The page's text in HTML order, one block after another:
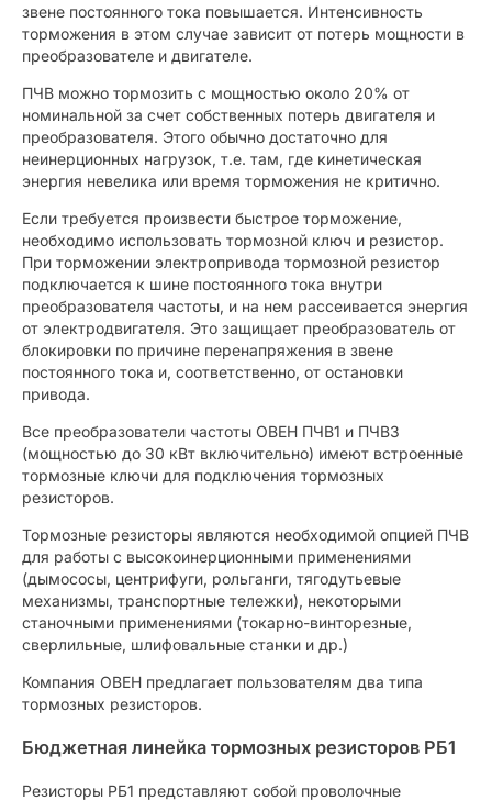
звене постоянного тока повышается. Интенсивность
торможения в этом случае зависит от потерь мощности в
преобразователе и двигателе.
ПЧВ можно тормозить с мощностью около 20% от
номинальной за счет собственных потерь двигателя и
преобразователя. Этого обычно достаточно для
неинерционных нагрузок, т.е. там, где кинетическая
энергия невелика или время торможения не критично.
Если требуется произвести быстрое торможение,
необходимо использовать тормозной ключ и резистор.
При торможении электропривода тормозной резистор
подключается к шине постоянного тока внутри
преобразователя частоты, и на нем рассеивается энергия
от электродвигателя. Это защищает преобразователь от
блокировки по причине перенапряжения в звене
постоянного тока и, соответственно, от остановки
привода.
Все преобразователи частоты ОВЕН ПЧВ1 и ПЧВ3
(мощностью до 30 кВт включительно) имеют встроенные
тормозные ключи для подключения тормозных
резисторов.
Тормозные резисторы являются необходимой опцией ПЧВ
для работы с высокоинерционными применениями
(дымососы, центрифуги, рольганги, тягодутьевые
механизмы, транспортные тележки), некоторыми
станочными применениями (токарно-винторезные,
сверлильные, шлифовальные станки и др.)
Компания ОВЕН предлагает пользователям два типа
тормозных резисторов.
Бюджетная линейка тормозных резисторов РБ1
Резисторы РБ1 представляют собой проволочные